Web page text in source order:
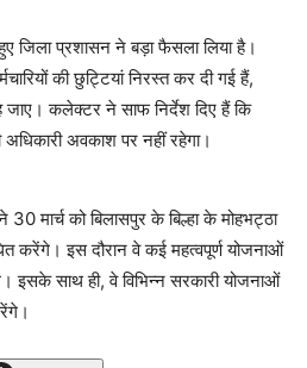
जिला प्रशासन ने बड़ा फैसला लिया है।
की छुट्टियां निरस्त कर दी गई हैं,
जाए। कलेक्टर ने साफ निर्देश दिए हैं कि
अवकाश पर नहीं रहेगा।
30 मार्च को बिलासपुर के बिल्हा के मोहभट्ठा
करेंगे। इस दौरान वे कई महत्वपूर्ण योजनाओं
इसके साथ ही, वे विभिन्न सरकारी योजनाओं